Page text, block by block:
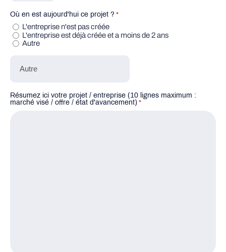
Où en est aujourd'hui ce projet ? *
L'entreprise n'est pas créée
L'entreprise est déjà créée et a moins de 2 ans
Autre
Résumez ici votre projet / entreprise (10 lignes maximum :
marché visé / offre / état d'avancement) *